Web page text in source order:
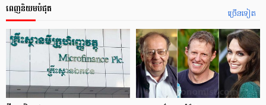
ច្រើនទៀត
ពេញនិយមបំផុត